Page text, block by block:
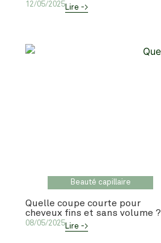
12/05/2025Lire ->
Beauté capillaire
Quelle coupe courte pour
cheveux fins et sans volume ?
08/05/2025Lire ->